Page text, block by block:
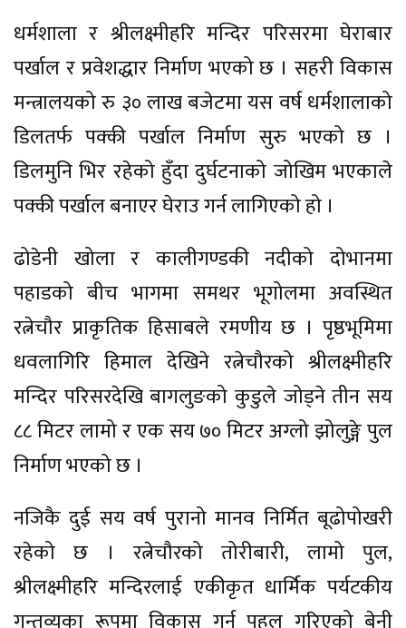
धर्मशाला र श्रीलक्ष्मीहरि मन्दिर परिसरमा घेराबार
पर्खाल र प्रवेशद्धार निर्माण भएको छ । सहरी विकास
मन्त्रालयको रु ३० लाख बजेटमा यस वर्ष धर्मशालाको
डिलतर्फ पक्की पर्खाल निर्माण सुरु भएको छ ।
डिलमुनि भिर रहेको हुँदा दुर्घटनाको जोखिम भएकाले
पक्की पर्खाल बनाएर घेराउ गर्न लागिएको हो ।
ढोडेनी खोला र कालीगण्डकी नदीको दोभानमा
पहाडको बीच भागमा समथर भूगोलमा अवस्थित
रत्नेचौर प्राकृतिक हिसाबले रमणीय छ । पृष्ठभूमिमा
धवलागिरि हिमाल देखिने रत्नेचौरको श्रीलक्ष्मीहरि
मन्दिर परिसरदेखि बागलुङको कुडुले जोड्ने तीन सय
८८ मिटर लामो र एक सय ७० मिटर अग्लो झोलुङ्गे पुल
निर्माण भएको छ ।
नजिकै दुई सय वर्ष पुरानो मानव निर्मित बूढोपोखरी
रहेको छ । रत्नेचौरको तोरीबारी, लामो पुल,
श्रीलक्ष्मीहरि मन्दिरलाई एकीकृत धार्मिक पर्यटकीय